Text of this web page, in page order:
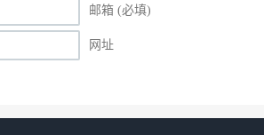
邮箱 (必填)
网址